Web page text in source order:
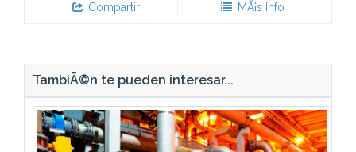
Compartir MÃ¡s Info
TambiÃ©n te pueden interesar...